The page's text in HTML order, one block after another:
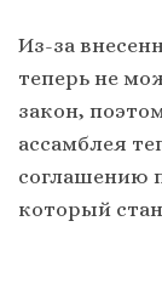
Из-за
теперь не
закон,
ассамблея
соглашению
который